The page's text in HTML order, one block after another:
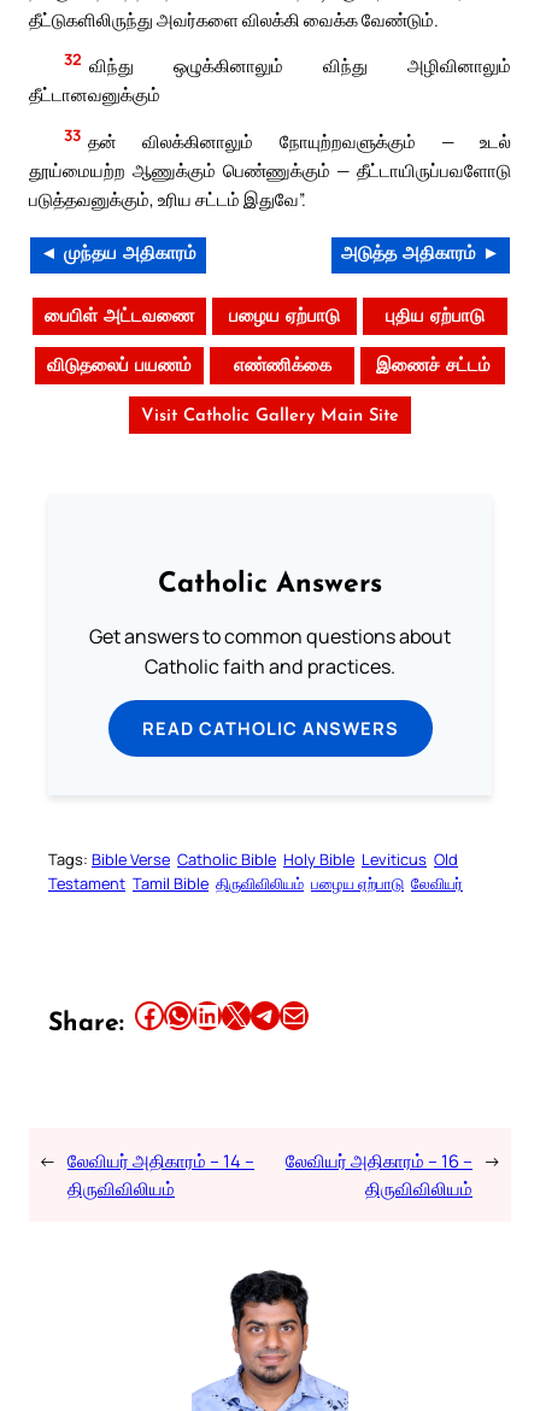
தீட்டுகளிலிருந்து அவர்களை விலக்கி வைக்க வேண்டும்.
32 விந்து ஒழுக்கினாலும் விந்து அழிவினாலும்
தீட்டானவனுக்கும்
33 தன் விலக்கினாலும் நோயுற்றவளுக்கும் — உடல்
தூய்மையற்ற ஆணுக்கும் பெண்ணுக்கும் — தீட்டாயிருப்பவளோடு
படுத்தவனுக்கும், உரிய சட்டம் இதுவே”.
◄ முந்தய அதிகாரம் அடுத்த அதிகாரம் ►
பைபிள் அட்டவணை பழைய ஏற்பாடு புதிய ஏற்பாடு
விடுதலைப் பயணம் எண்ணிக்கை இணைச் சட்டம்
Visit Catholic Gallery Main Site
Catholic Answers
Get answers to common questions about
Catholic faith and practices.
READ CATHOLIC ANSWERS
Tags: Bible Verse Catholic Bible Holy Bible Leviticus Old
Testament Tamil Bible திருவிவிலியம் பழைய ஏற்பாடு லேவியர்
Share: Share this article on Facebook Share this article on WhatsApp Share this article on LinkedIn Share this article on X Share this article on TelegramEmail this Article
← லேவியர் அதிகாரம் – 14 –
திருவிவிலியம்
லேவியர் அதிகாரம் – 16 –
திருவிவிலியம்
→